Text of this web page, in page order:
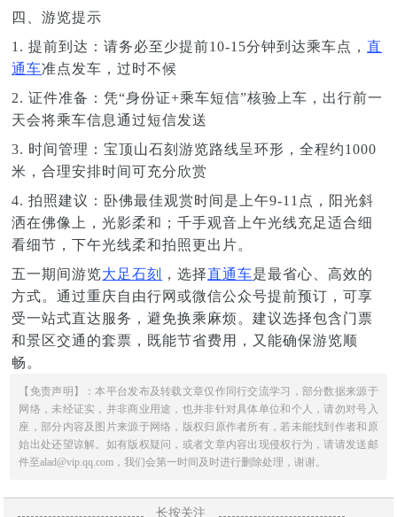
四、游览提示
1. 提前到达：请务必至少提前10-15分钟到达乘车点，直
通车准点发车，过时不候
2. 证件准备：凭“身份证+乘车短信”核验上车，出行前一
天会将乘车信息通过短信发送
3. 时间管理：宝顶山石刻游览路线呈环形，全程约1000
米，合理安排时间可充分欣赏
4. 拍照建议：卧佛最佳观赏时间是上午9-11点，阳光斜
洒在佛像上，光影柔和；千手观音上午光线充足适合细
看细节，下午光线柔和拍照更出片。
五一期间游览大足石刻 ，选择直通车是最省心、高效的
方式。通过重庆自由行网或微信公众号提前预订，可享
受一站式直达服务，避免换乘麻烦。建议选择包含门票
和景区交通的套票，既能节省费用，又能确保游览顺
畅。
【免责声明】：本平台发布及转载文章仅作同行交流学习，部分数据来源于
网络，未经证实，并非商业用途，也并非针对具体单位和个人，请勿对号入
座，部分内容及图片来源于网络，版权归原作者所有，若未能找到作者和原
始出处还望谅解。如有版权疑问，或者文章内容出现侵权行为，请请发送邮
件至alad@vip.qq.com，我们会第一时间及时进行删除处理，谢谢。
长按关注